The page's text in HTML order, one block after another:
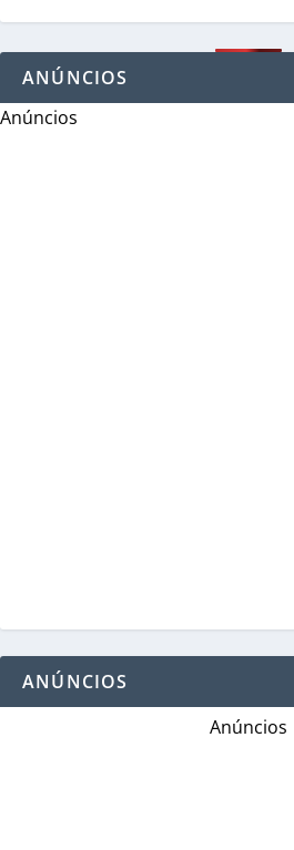
ANÚNCIOS
Anúncios
ANÚNCIOS
Anúncios